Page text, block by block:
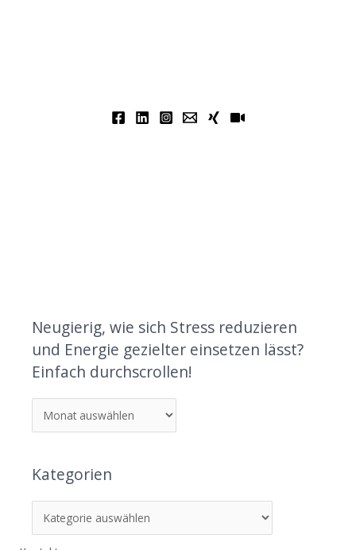
Neugierig, wie sich Stress reduzieren
und Energie gezielter einsetzen lässt?
Einfach durchscrollen!
Kategorien